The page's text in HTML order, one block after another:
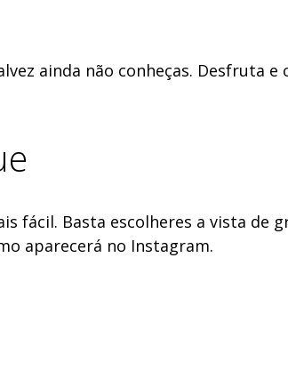
ainda não conheças. Desfruta e
fácil. Basta escolheres a vista de
aparecerá no Instagram.